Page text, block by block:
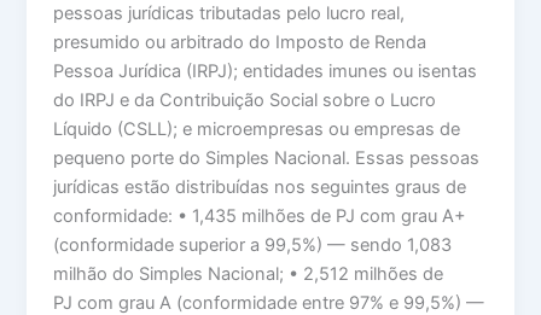
pessoas jurídicas tributadas pelo lucro real,
presumido ou arbitrado do Imposto de Renda
Pessoa Jurídica (IRPJ); entidades imunes ou isentas
do IRPJ e da Contribuição Social sobre o Lucro
Líquido (CSLL); e microempresas ou empresas de
pequeno porte do Simples Nacional. Essas pessoas
jurídicas estão distribuídas nos seguintes graus de
conformidade: • 1,435 milhões de PJ com grau A+
(conformidade superior a 99,5%) — sendo 1,083
milhão do Simples Nacional; • 2,512 milhões de
PJ com grau A (conformidade entre 97% e 99,5%) —